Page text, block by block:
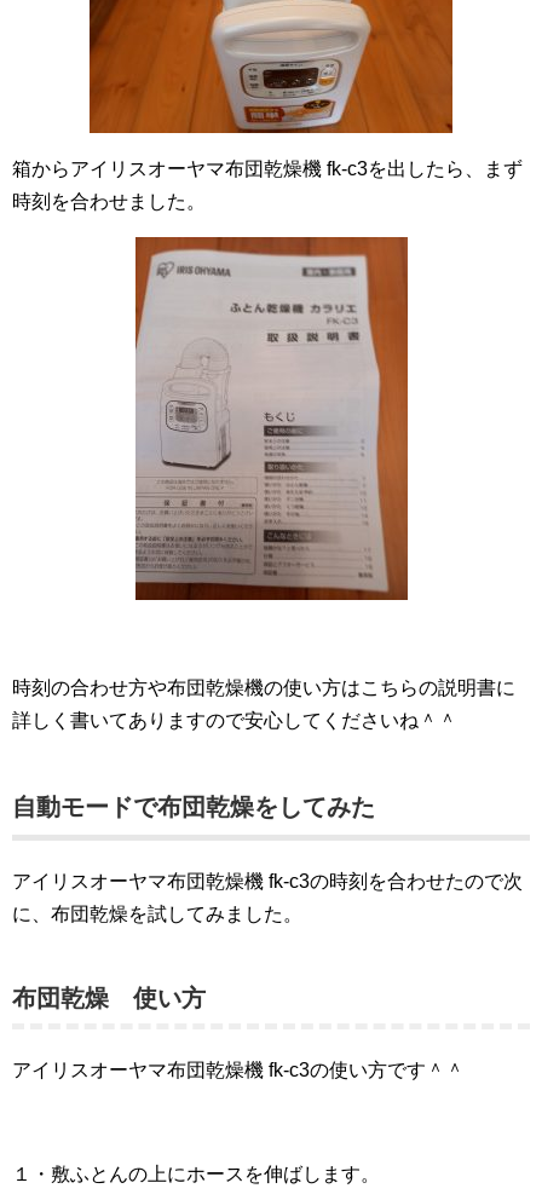
箱からアイリスオーヤマ布団乾燥機 fk-c3を出したら、まず
時刻を合わせました。
時刻の合わせ方や布団乾燥機の使い方はこちらの説明書に
詳しく書いてありますので安心してくださいね＾＾
自動モードで布団乾燥をしてみた
アイリスオーヤマ布団乾燥機 fk-c3の時刻を合わせたので次
に、布団乾燥を試してみました。
布団乾燥 使い方
アイリスオーヤマ布団乾燥機 fk-c3の使い方です＾＾
１・敷ふとんの上にホースを伸ばします。